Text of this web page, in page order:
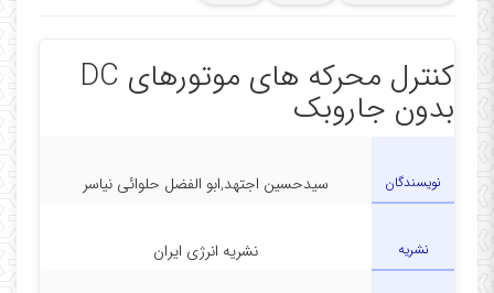
کنترل محرکه های موتورهای DC
بدون جاروبک
نویسندگان سیدحسین اجتهد,ابو الفضل حلوائی نیاسر
نشریه نشریه انرژی ایران